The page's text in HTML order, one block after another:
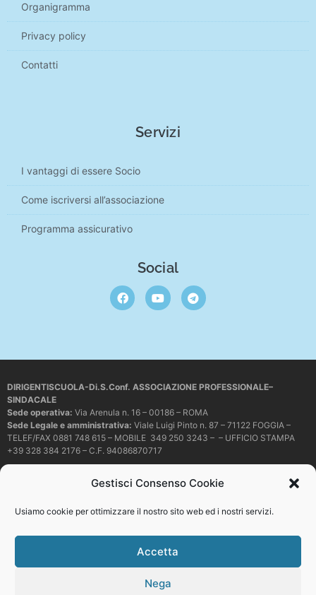
Gestisci Consenso Cookie
Usiamo cookie per ottimizzare il nostro sito web ed i nostri servizi.
Accetta
Nega
Organigramma
Privacy policy
Contatti
Servizi
I vantaggi di essere Socio
Come iscriversi all’associazione
Programma assicurativo
Social
DIRIGENTISCUOLA-Di.S.Conf. ASSOCIAZIONE PROFESSIONALE–
SINDACALE
Sede operativa: Via Arenula n. 16 – 00186 – ROMA
Sede Legale e amministrativa: Viale Luigi Pinto n. 87 – 71122 FOGGIA –
TELEF/FAX 0881 748 615 – MOBILE 349 250 3243 – – UFFICIO STAMPA
+39 328 384 2176 – C.F. 94086870717
dirigentiscuola@pec.it
copiare o riprodurre in alcun modo i contenuti presenti in questo sito se non